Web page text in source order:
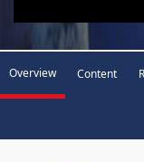
Overview Content